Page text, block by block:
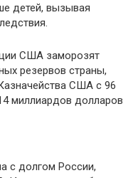
детей, вызывая
США заморозят
резервов страны,
США с 96
миллиардов долларов
с долгом России,